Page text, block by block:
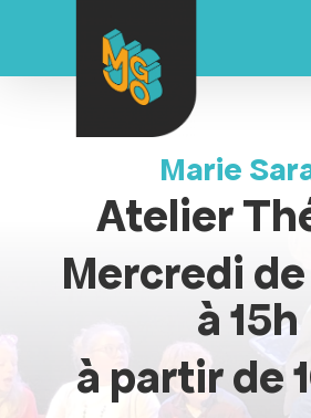
Marie
Atelier
Mercredi
à 15h
à partir de